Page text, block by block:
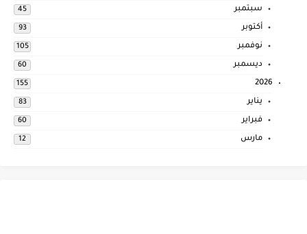
سبتمبر 45
أكتوبر 93
نوفمبر 105
ديسمبر 60
2026
155
يناير 83
فبراير 60
مارس 12